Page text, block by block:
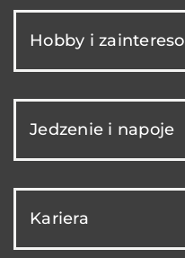
Hobby i
Jedzenie i napoje
Kariera